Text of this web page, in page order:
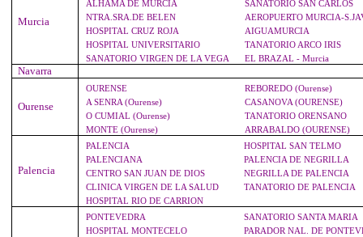
Murcia
ALHAMA DE MURCIA
SANATORIO SAN CARLOS
NTRA.SRA.DE BELEN
AEROPUERTO MURCIA-
HOSPITAL CRUZ ROJA
AIGUAMURCIA
HOSPITAL UNIVERSITARIO
TANATORIO ARCO IRIS
SANATORIO VIRGEN DE LA VEGA
EL BRAZAL - Murcia
Navarra
Ourense
OURENSE
REBOREDO (Ourense)
A SENRA (Ourense)
CASANOVA (OURENSE)
O CUMIAL (Ourense)
TANATORIO ORENSANO
MONTE (Ourense)
ARRABALDO (OURENSE)
Palencia
PALENCIA
HOSPITAL SAN TELMO
PALENCIANA
PALENCIA DE NEGRILLA
CENTRO SAN JUAN DE DIOS
NEGRILLA DE PALENCIA
CLINICA VIRGEN DE LA SALUD
TANATORIO DE PALENCIA
HOSPITAL RIO DE CARRION
PONTEVEDRA
SANATORIO SANTA MARIA
HOSPITAL MONTECELO
PARADOR NAL. DE